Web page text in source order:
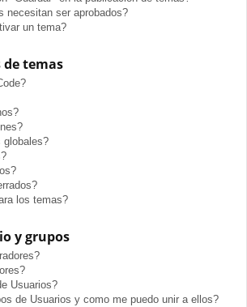
necesitan ser aprobados?
un tema?
temas
globales?
los temas?
y grupos
Usuarios?
de Usuarios y como me puedo unir a ellos?